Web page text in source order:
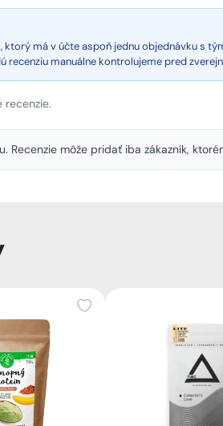
ktorý má v účte aspoň jednu objednávku s
recenziu manuálne kontrolujeme pred
recenzie.
Recenzie môže pridať iba zákazník,